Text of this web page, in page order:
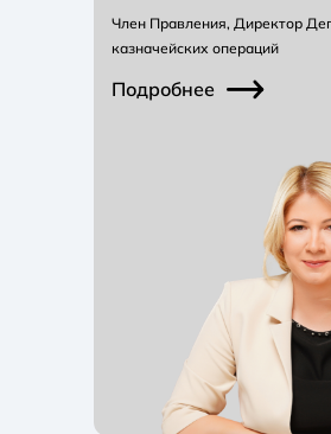
Член Правления, Директор
казначейских операций
Подробнее